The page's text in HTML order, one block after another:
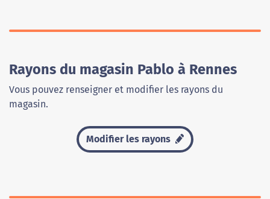
Rayons du magasin Pablo à Rennes
Vous pouvez renseigner et modifier les rayons du
magasin.
Modifier les rayons